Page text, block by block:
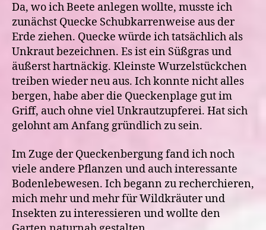
Da, wo ich Beete anlegen wollte, musste ich
zunächst Quecke Schubkarrenweise aus der
Erde ziehen. Quecke würde ich tatsächlich als
Unkraut bezeichnen. Es ist ein Süßgras und
äußerst hartnäckig. Kleinste Wurzelstückchen
treiben wieder neu aus. Ich konnte nicht alles
bergen, habe aber die Queckenplage gut im
Griff, auch ohne viel Unkrautzupferei. Hat sich
gelohnt am Anfang gründlich zu sein.
Im Zuge der Queckenbergung fand ich noch
viele andere Pflanzen und auch interessante
Bodenlebewesen. Ich begann zu recherchieren,
mich mehr und mehr für Wildkräuter und
Insekten zu interessieren und wollte den